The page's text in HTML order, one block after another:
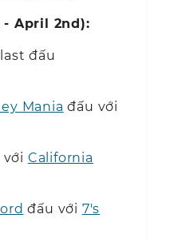
- April 2nd):
đấu
Mania đấu với
với California
đấu với 7's